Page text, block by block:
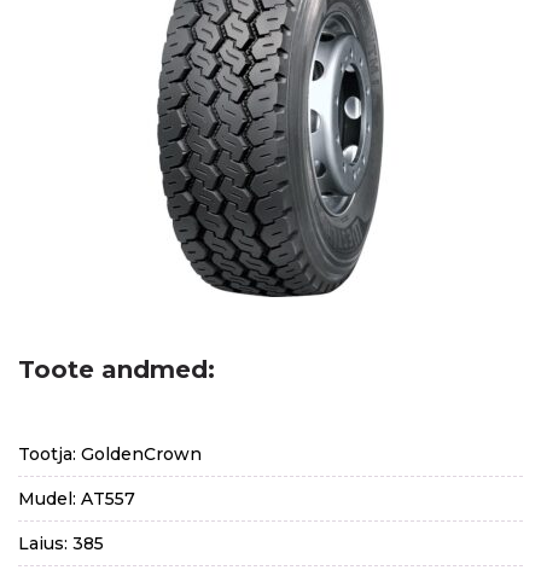
Toote andmed:
Tootja: GoldenCrown
Mudel: AT557
Laius: 385